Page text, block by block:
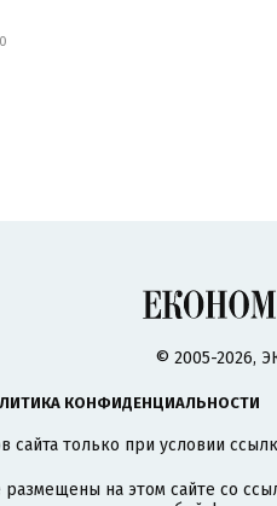
© 2005-2026,
КОНФИДЕНЦИАЛЬНОСТИ
сайта только при условии
на этом сайте со